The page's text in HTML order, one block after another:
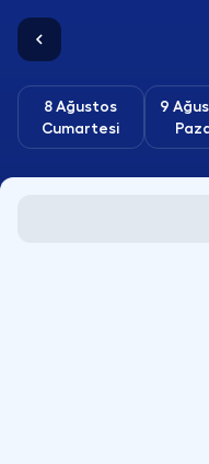
8 Ağustos
Cumartesi
9